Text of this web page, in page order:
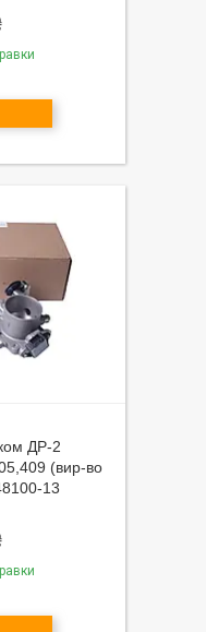
ДР-2
(вир-во
13